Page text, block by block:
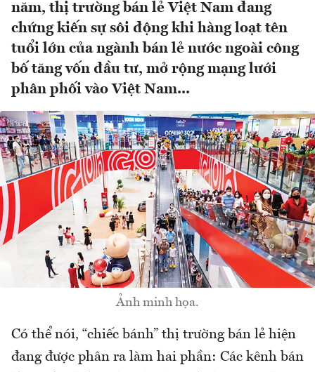
năm, thị trường bán lẻ Việt Nam đang
chứng kiến sự sôi động khi hàng loạt tên
tuổi lớn của ngành bán lẻ nước ngoài công
bố tăng vốn đầu tư, mở rộng mạng lưới
phân phối vào Việt Nam...
Ảnh minh họa.
Có thể nói, “chiếc bánh” thị trường bán lẻ hiện
đang được phân ra làm hai phần: Các kênh bán